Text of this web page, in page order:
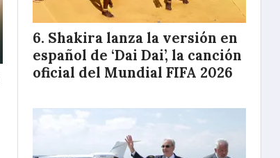
Shakira lanza la versión en
español de ‘Dai Dai’, la canción
oficial del Mundial FIFA 2026